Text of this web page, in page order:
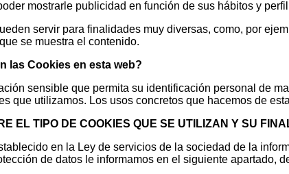
mostrarle publicidad en función de sus hábitos y
servir para finalidades muy diversas, como, por
se muestra el contenido.
las Cookies en esta web?
sensible que permita su identificación personal de
que utilizamos. Los usos concretos que hacemos de
EL TIPO DE COOKIES QUE SE UTILIZAN Y SU
en la Ley de servicios de la sociedad de la
de datos le informamos en el siguiente apartado,